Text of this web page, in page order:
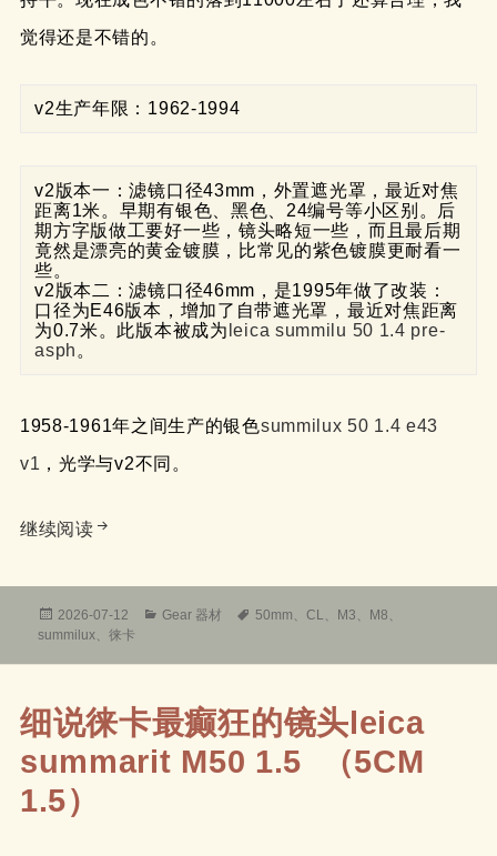
觉得还是不错的。
v2生产年限：1962-1994
v2版本一：滤镜口径43mm，外置遮光罩，最近对焦
距离1米。早期有银色、黑色、24编号等小区别。后
期方字版做工要好一些，镜头略短一些，而且最后期
竟然是漂亮的黄金镀膜，比常见的紫色镀膜更耐看一
些。
v2版本二：滤镜口径46mm，是1995年做了改装：
口径为E46版本，增加了自带遮光罩，最近对焦距离
为0.7米。此版本被成为 leica summilu 50 1.4 pre-
asph 。
1958-1961年之间生产的银色summilux 50 1.4 e43
v1 ，光学与v2不同。
继续阅读徕卡 LEICA summilux m50/1.4 v2 和 v1 E43 使
发
布
2026-07-12
分
Gear 器材
标
50mm 、CL 、 M3 、 M8 、
summilux、徕卡
细说徕卡最癫狂的镜头leica
summarit M50 1.5 （5CM
1.5）